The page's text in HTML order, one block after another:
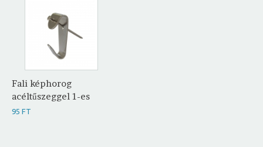
Fali képhorog
acéltűszeggel 1-es
95 FT